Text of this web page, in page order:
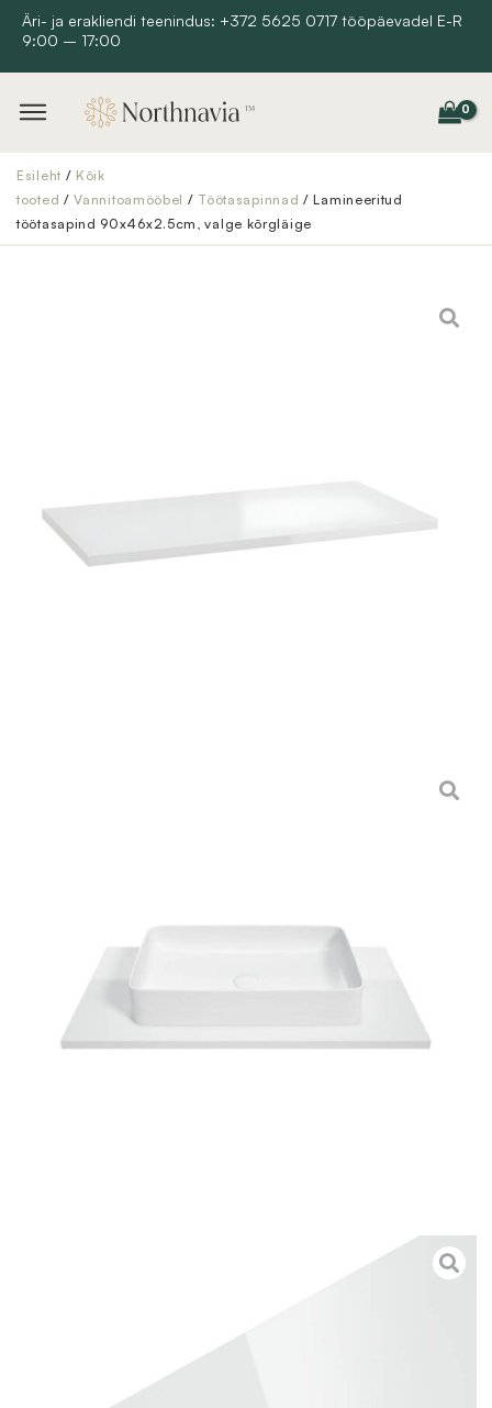
Skip
content
Äri- ja erakliendi teenindus: +372 5625 0717 tööpäevadel E-R
9:00 – 17:00
Esileht / Kõik
tooted /Vannitoamööbel / Töötasapinnad / Lamineeritud
töötasapind 90x46x2.5cm, valge kõrgläige